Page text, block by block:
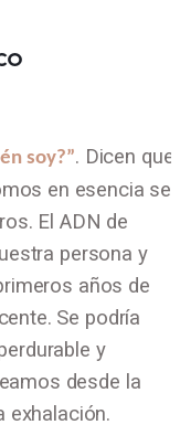
soy?”. Dicen que
en esencia se
El ADN de
persona y
años de
Se podría
y
desde la
exhalación.